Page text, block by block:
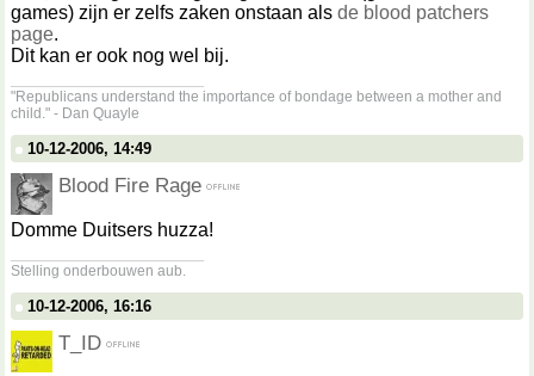
games) zijn er zelfs zaken onstaan als de blood patchers
page.
Dit kan er ook nog wel bij.
"Republicans understand the importance of bondage between a mother and
child." - Dan Quayle
10-12-2006, 14:49
Blood Fire Rage
Domme Duitsers huzza!
Stelling onderbouwen aub.
10-12-2006, 16:16
T_ID